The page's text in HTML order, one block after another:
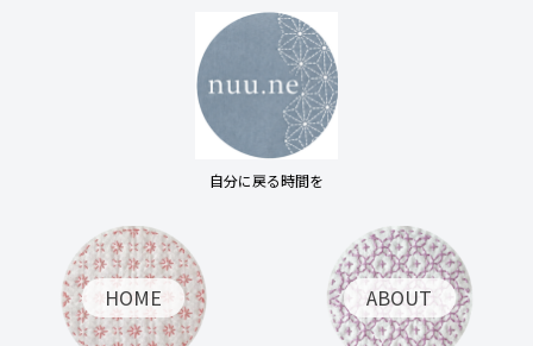
自分に戻る時間を
HOME ABOUT